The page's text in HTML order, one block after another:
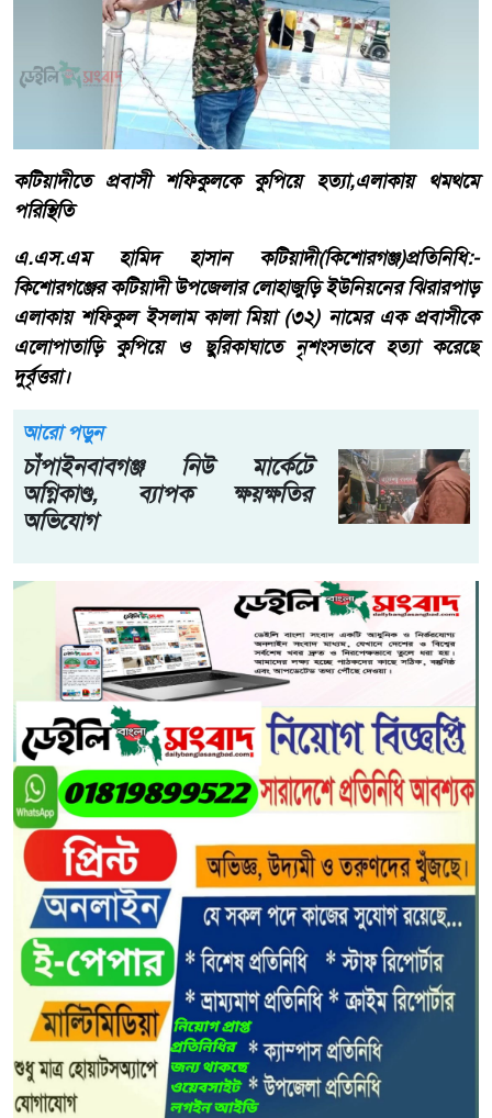
কটিয়াদীতে প্রবাসী শফিকুলকে কুপিয়ে হত্যা,এলাকায় থমথমে
পরিস্থিতি
এ.এস.এম হামিদ হাসান ​কটিয়াদী(কিশোরগঞ্জ)প্রতিনিধি:-
কিশোরগঞ্জের কটিয়াদী উপজেলার লোহাজুড়ি ইউনিয়নের ঝিরারপাড়
এলাকায় শফিকুল ইসলাম কালা মিয়া (৩২) নামের এক প্রবাসীকে
এলোপাতাড়ি কুপিয়ে ও ছুরিকাঘাতে নৃশংসভাবে হত্যা করেছে
দুর্বৃত্তরা।
আরো পড়ুন
চাঁপাইনবাবগঞ্জ নিউ মার্কেটে
অগ্নিকাণ্ড, ব্যাপক ক্ষয়ক্ষতির
অভিযোগ